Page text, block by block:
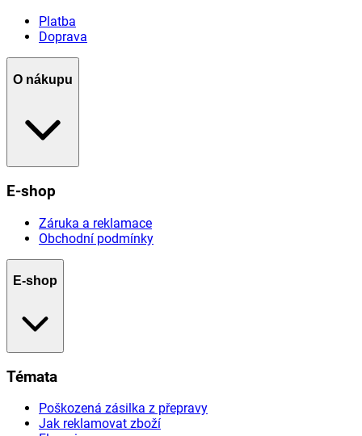
Platba
Doprava
O nákupu
E-shop
Záruka a reklamace
Obchodní podmínky
E-shop
Témata
Poškozená zásilka z přepravy
Jak reklamovat zboží